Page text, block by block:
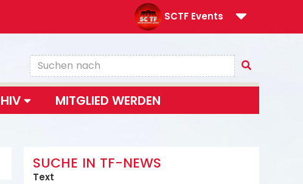
SCTF Events
MITGLIED WERDEN
SUCHE IN TF-NEWS
Text